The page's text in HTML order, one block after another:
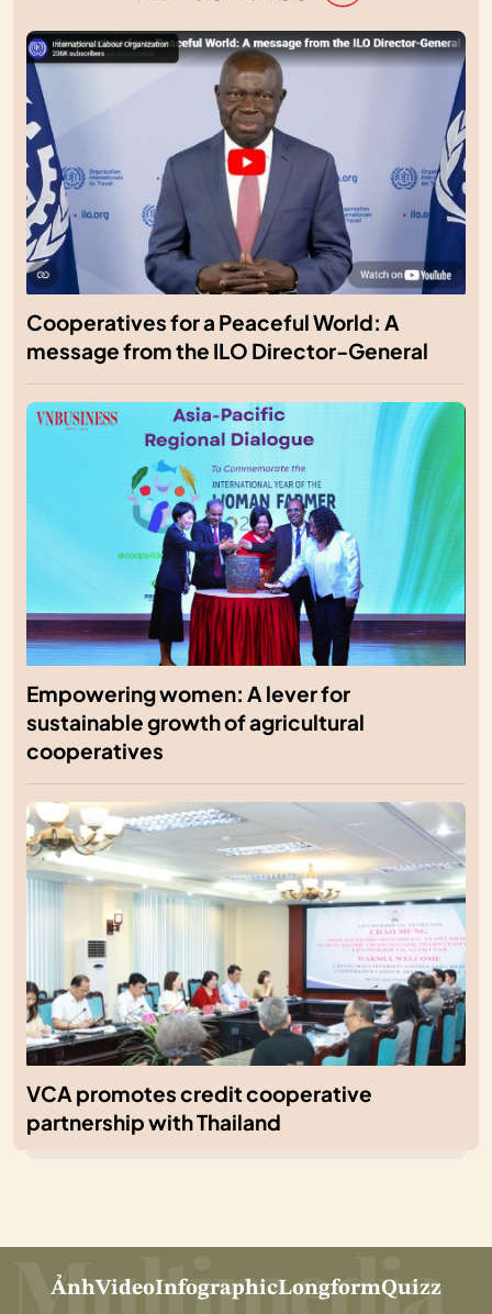
Cooperatives for a Peaceful World: A
message from the ILO Director-General
Empowering women: A lever for
sustainable growth of agricultural
cooperatives
VCA promotes credit cooperative
partnership with Thailand
ẢnhVideoInfographicLongformQuizz